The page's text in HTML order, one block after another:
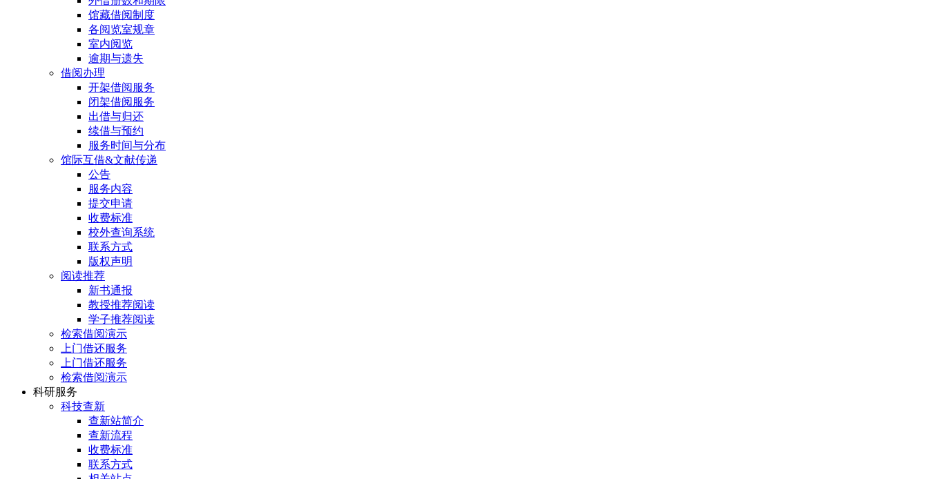
馆藏借阅制度
各阅览室规章
室内阅览
逾期与遗失
借阅办理
开架借阅服务
闭架借阅服务
出借与归还
续借与预约
服务时间与分布
馆际互借&文献传递
公告
服务内容
提交申请
收费标准
校外查询系统
联系方式
版权声明
阅读推荐
新书通报
教授推荐阅读
学子推荐阅读
检索借阅演示
上门借还服务
上门借还服务
检索借阅演示
科研服务
科技查新
查新站简介
查新流程
收费标准
联系方式